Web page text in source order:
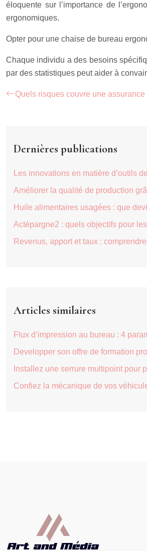
éloquente sur l’importance de
ergonomiques.
Opter pour une chaise de bureau
Chaque individu a des besoins
par des statistiques peut aider à
Quels risques couvre une
Dernières publications
Les innovations en matière d’outils
Améliorer la qualité de production
Huile alimentaires usagées : que
Actépargne2 : quels objectifs pour
Revenus, apport et taux :
Articles similaires
Flux d’impression au bureau : 4
Developper son offre de formation
Installez une serrure multipoint pour
Confiez la mécanique de vos